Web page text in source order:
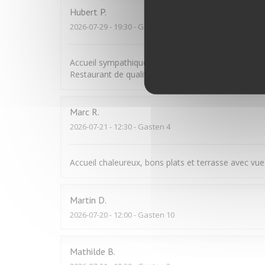
Hubert P
2026-07-29- 19:30 - Gasten 3
Accueil sympathique dans cet hôtel peu
Restaurant de qualité à pratiquer sans modération.
Marc R
2026-07-21 - 12:30 - Gasten 4
Accueil chaleureux, bons plats et terrasse avec
Martin D
2026-07-20- 12:00 - Gasten 10
Mathilde B